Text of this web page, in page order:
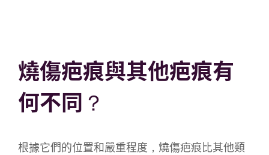
燒傷疤痕與其他疤痕有
何不同？
根據它們的位置和嚴重程度，燒傷疤痕比其他類